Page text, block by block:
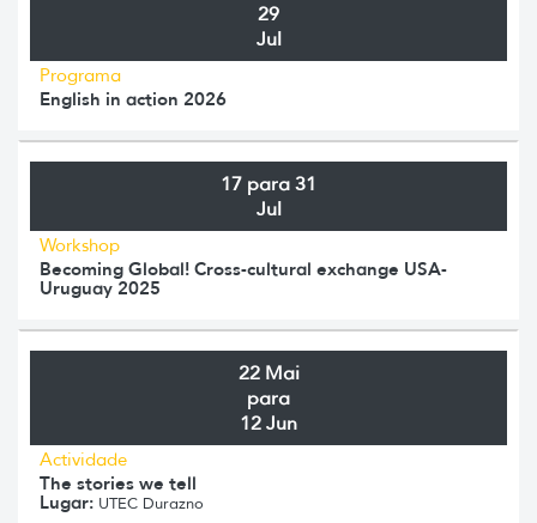
29
Jul
Programa
English in action 2026
17 para 31
Jul
Workshop
Becoming Global! Cross-cultural exchange USA-
Uruguay 2025
22 Mai
para
12 Jun
Actividade
The stories we tell
Lugar: UTEC Durazno